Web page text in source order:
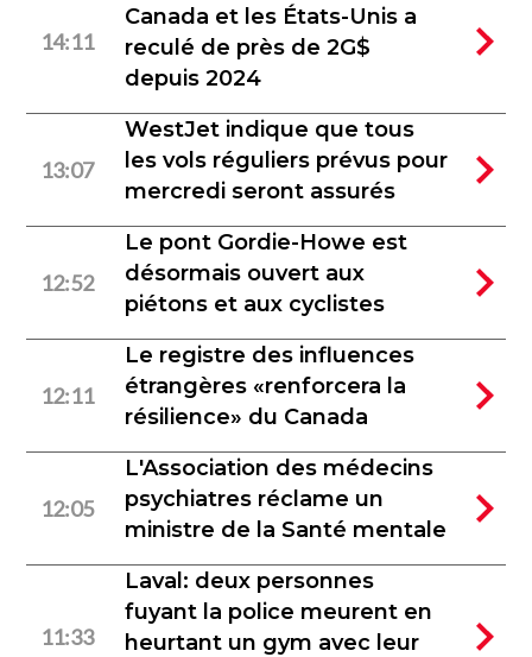
14:11
Canada et les États-Unis a
reculé de près de 2G$
depuis 2024
13:07
WestJet indique que tous
les vols réguliers prévus pour
mercredi seront assurés
12:52
Le pont Gordie-Howe est
désormais ouvert aux
piétons et aux cyclistes
12:11
Le registre des influences
étrangères «renforcera la
résilience» du Canada
12:05
L'Association des médecins
psychiatres réclame un
ministre de la Santé mentale
11:33
Laval: deux personnes
fuyant la police meurent en
heurtant un gym avec leur